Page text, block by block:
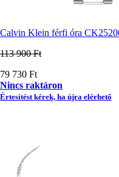
Calvin Klein férfi óra
113 900 Ft
Ár
79 730 Ft
Nincs raktáron
Értesítést kérek, ha újra elérhető